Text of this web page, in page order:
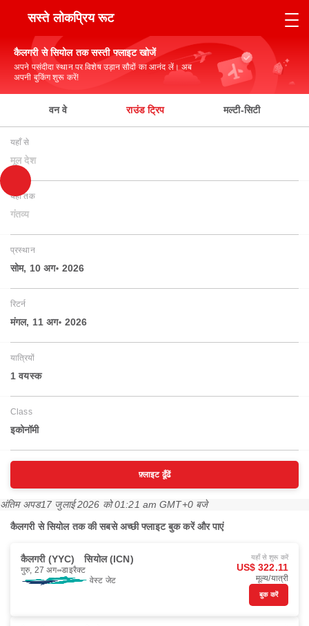
सस्ते लोकप्रिय रूट
कैलगरी से सियोल तक सस्ती फ्लाइट खोजें
अपने पसंदीदा स्थान पर विशेष उड़ान सौदों का आनंद लें। अब
अपनी बुकिंग शुरू करें!
वन वे राउंड ट्रिप मल्टी-सिटी
यहाँ से
मूल देश
यहाँ तक
गंतव्य
प्रस्थान
सोम, 10 अग॰ 2026
रिटर्न
मंगल, 11 अग॰ 2026
यात्रियों
1 वयस्‍क
Class
इकोनॉमी
फ़्लाइट ढूँढें
अंतिम अपड17 जुलाई 2026 को 01:21 am GMT+0 बजे
कैलगरी से सियोल तक की सबसे अच्छी फ्लाइट बुक करें और पाएं
कैलगरी (YYC) सियोल (ICN)
गुरु, 27 अग॰ डाइरैक्ट
वेस्ट जेट
यहाँ से शुरू करें
US$ 322.11
मूल्य/यात्री
बुक करें